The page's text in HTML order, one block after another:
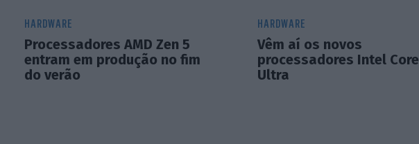
HARDWARE
Processadores AMD Zen 5
entram em produção no fim
do verão
HARDWARE
Vêm aí os novos
processadores Intel Core
Ultra